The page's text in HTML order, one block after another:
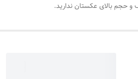
و حجم بالای عکستان ندارید.